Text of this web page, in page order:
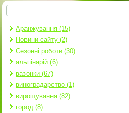
Пошукова форма
Пошук
Аранжування (15)
Новини сайту (2)
Сезонні роботи (30)
альпінарій (6)
вазонки (67)
виноградарство (1)
вирощування (82)
город (8)